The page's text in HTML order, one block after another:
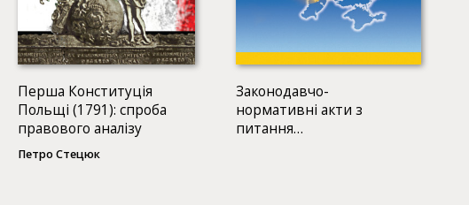
Перша Конституція
Польщі (1791): спроба
правового аналізу
Петро Стецюк
Законодавчо-
нормативні акти з
питання